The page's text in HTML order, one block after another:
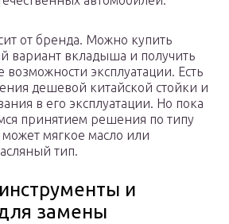
от бренда. Можно купить
вариант вкладыша и получить
возможности эксплуатации. Есть
дешевой китайской стойки и
в его эксплуатации. Но пока
принятием решения по типу
может мягкое масло или
тип.
и
замены